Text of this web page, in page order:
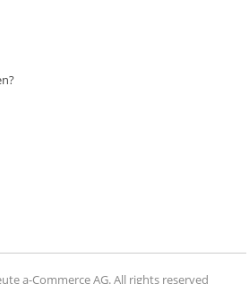
a-Commerce AG. All rights reserved